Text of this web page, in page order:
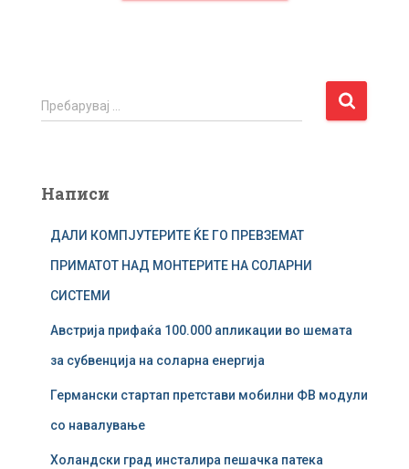
П
р
р
Пребарувај …
Написи
ДАЛИ КОМПЈУТЕРИТЕ ЌЕ ГО ПРЕВЗЕМАТ
ПРИМАТОТ НАД МОНТЕРИТЕ НА СОЛАРНИ
СИСТЕМИ
Австрија прифаќа 100.000 апликации во шемата
за субвенција на соларна енергија
Германски стартап претстави мобилни ФВ модули
со навалување
Холандски град инсталира пешачка патека